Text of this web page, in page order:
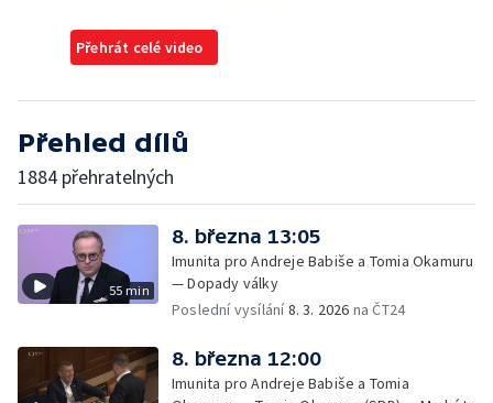
Přehrát celé video
Přehled dílů
1884 přehratelných
55 min
8. března 13:05
Imunita pro Andreje Babiše a Tomia Okamuru
— Dopady války
Poslední vysílání8. 3. 2026 na ČT24
8. března 12:00
Imunita pro Andreje Babiše a Tomia